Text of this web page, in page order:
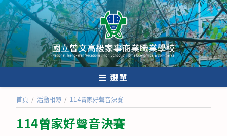
跳
轉
至
主
要
內
選單
首頁 / 活動相簿 / 114曾家好聲音決賽
114曾家好聲音決賽